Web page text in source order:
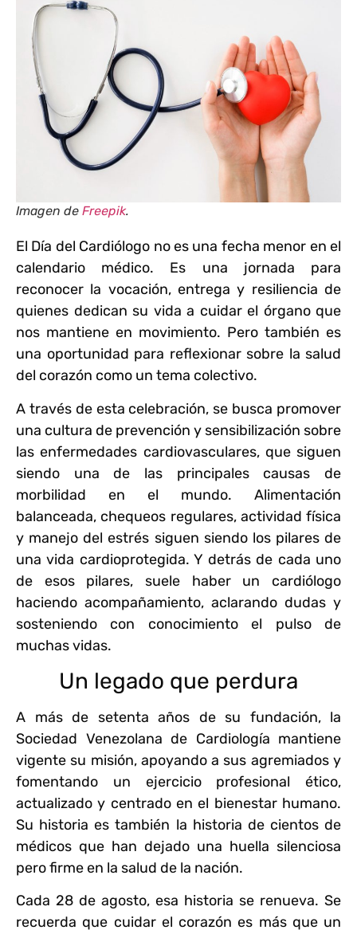
Imagen de Freepik.
El Día del Cardiólogo no es una fecha menor en el
calendario médico. Es una jornada para
reconocer la vocación, entrega y resiliencia de
quienes dedican su vida a cuidar el órgano que
nos mantiene en movimiento. Pero también es
una oportunidad para reflexionar sobre la salud
del corazón como un tema colectivo.
A través de esta celebración, se busca promover
una cultura de prevención y sensibilización sobre
las enfermedades cardiovasculares, que siguen
siendo una de las principales causas de
morbilidad en el mundo. Alimentación
balanceada, chequeos regulares, actividad física
y manejo del estrés siguen siendo los pilares de
una vida cardioprotegida. Y detrás de cada uno
de esos pilares, suele haber un cardiólogo
haciendo acompañamiento, aclarando dudas y
sosteniendo con conocimiento el pulso de
muchas vidas.
Un legado que perdura
A más de setenta años de su fundación, la
Sociedad Venezolana de Cardiología mantiene
vigente su misión, apoyando a sus agremiados y
fomentando un ejercicio profesional ético,
actualizado y centrado en el bienestar humano.
Su historia es también la historia de cientos de
médicos que han dejado una huella silenciosa
pero firme en la salud de la nación.
Cada 28 de agosto, esa historia se renueva. Se
recuerda que cuidar el corazón es más que un